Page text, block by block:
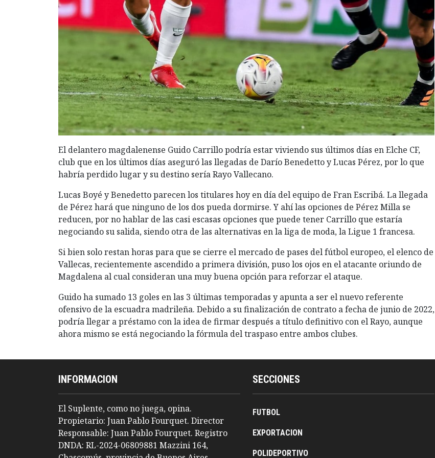
El delantero magdalenense Guido Carrillo podría estar viviendo sus últimos días en Elche CF,
club que en los últimos días aseguró las llegadas de Darío Benedetto y Lucas Pérez, por lo que
habría perdido lugar y su destino sería Rayo Vallecano.
Lucas Boyé y Benedetto parecen los titulares hoy en día del equipo de Fran Escribá. La llegada
de Pérez hará que ninguno de los dos pueda dormirse. Y ahí las opciones de Pérez Milla se
reducen, por no hablar de las casi escasas opciones que puede tener Carrillo que estaría
negociando su salida, siendo otra de las alternativas en la liga de moda, la Ligue 1 francesa.
Si bien solo restan horas para que se cierre el mercado de pases del fútbol europeo, el elenco de
Vallecas, recientemente ascendido a primera división, puso los ojos en el atacante oriundo de
Magdalena al cual consideran una muy buena opción para reforzar el ataque.
Guido ha sumado 13 goles en las 3 últimas temporadas y apunta a ser el nuevo referente
ofensivo de la escuadra madrileña. Debido a su finalización de contrato a fecha de junio de 2022,
podría llegar a préstamo con la idea de firmar después a título definitivo con el Rayo, aunque
ahora mismo se está negociando la fórmula del traspaso entre ambos clubes.
INFORMACION
El Suplente, como no juega, opina.
Propietario: Juan Pablo Fourquet. Director
Responsable: Juan Pablo Fourquet. Registro
DNDA: RL-2024-06809881 Mazzini 164,
SECCIONES
FUTBOL
EXPORTACION
POLIDEPORTIVO